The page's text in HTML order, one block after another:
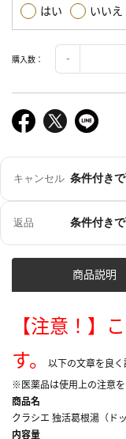
はい いいえ
購入数：
キャンセル 条件付き
返品 条件付き
商品説明
【注意！】
す。
以下の文章を良く
※医薬品は使用上の注意を
商品名
クラシエ 独活葛根湯（ド
内容量